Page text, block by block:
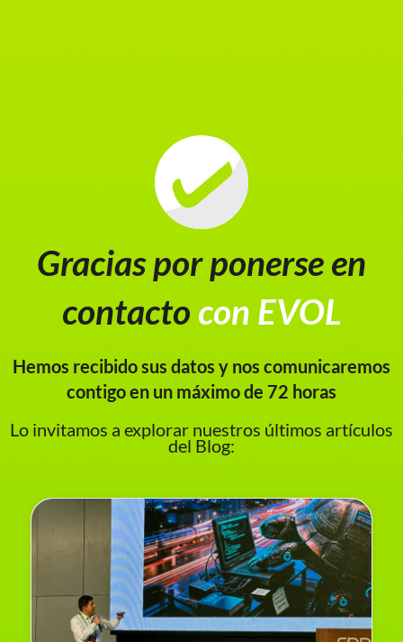
Gracias por ponerse en
contacto con EVOL
Hemos recibido sus datos y nos comunicaremos
contigo en un máximo de 72 horas
Lo invitamos a explorar nuestros últimos artículos
del Blog: